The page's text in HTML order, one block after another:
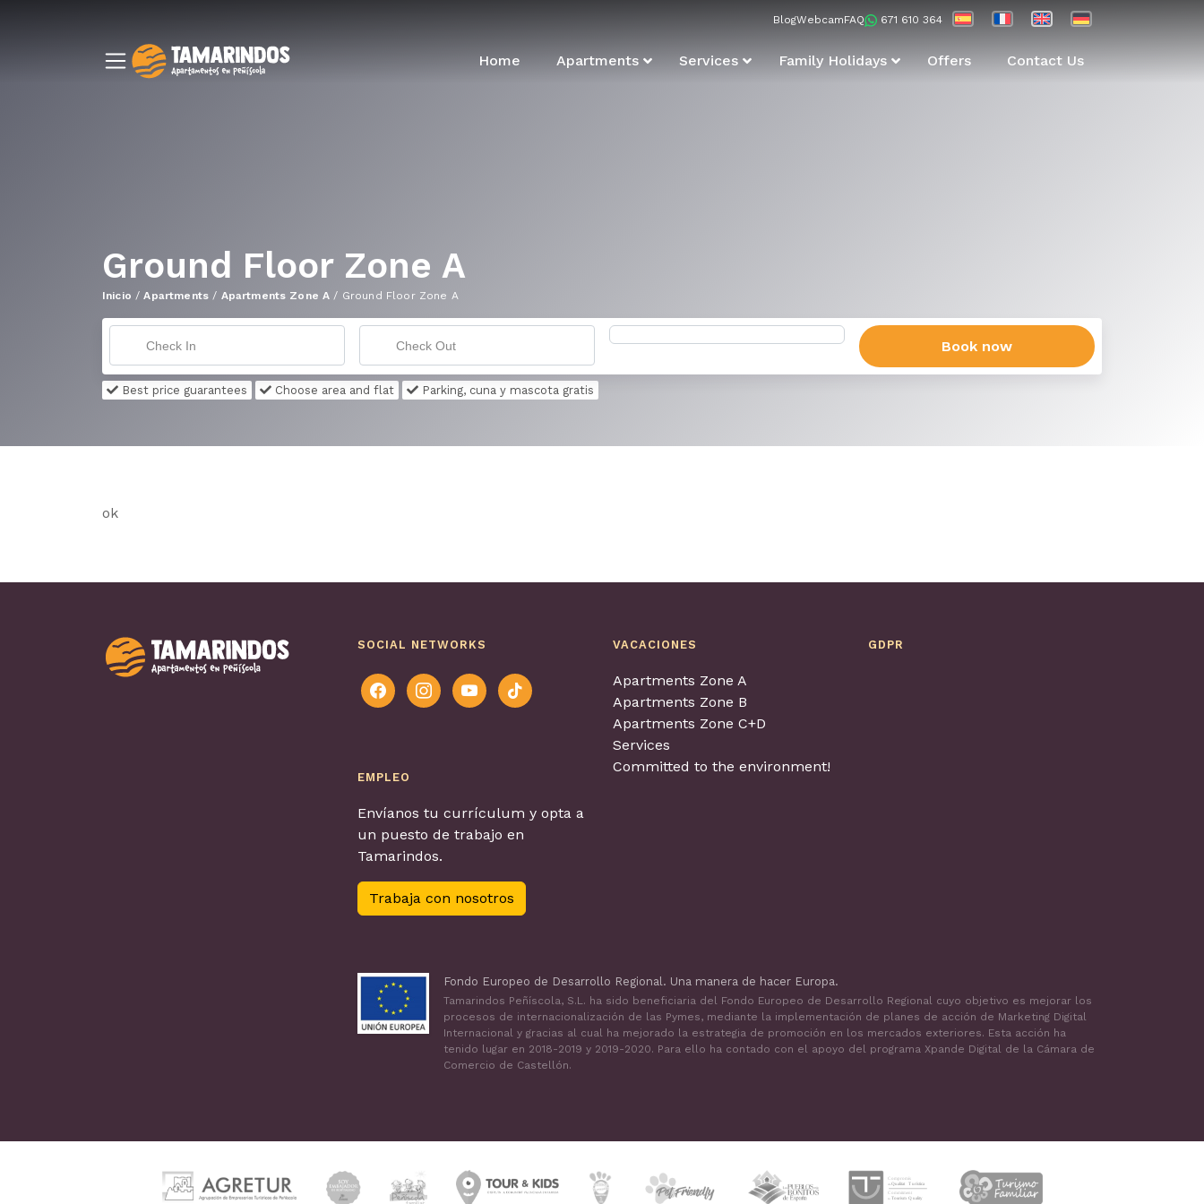
BlogWebcamFAQ 671 610 364
Home Apartments Services Family Holidays Offers Contact Us
Ground Floor Zone A
Inicio /Apartments / Apartments Zone A / Ground Floor Zone A
Book now
Best price guarantees Choose area and flat Parking, cuna y mascota gratis
ok
SOCIAL NETWORKS
facebookinstagramyoutubetiktok
EMPLEO
Envíanos tu currículum y opta a
un puesto de trabajo en
Tamarindos.
Trabaja con nosotros
VACACIONES
Apartments Zone A
Apartments Zone B
Apartments Zone C+D
Services
Committed to the environment!
GDPR
Fondo Europeo de Desarrollo Regional. Una manera de hacer Europa.
Tamarindos Peñíscola, S.L. ha sido beneficiaria del Fondo Europeo de Desarrollo Regional cuyo objetivo es mejorar los
procesos de internacionalización de las Pymes, mediante la implementación de planes de acción de Marketing Digital
Internacional y gracias al cual ha mejorado la estrategia de promoción en los mercados exteriores. Esta acción ha
tenido lugar en 2018-2019 y 2019-2020. Para ello ha contado con el apoyo del programa Xpande Digital de la Cámara de
Comercio de Castellón.